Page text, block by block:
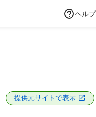
ヘルプ
提供元サイトで表示